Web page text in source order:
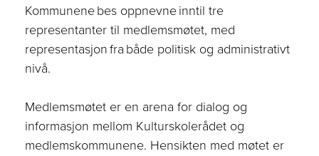
Kommunene bes oppnevne inntil tre
representanter til medlemsmøtet, med
representasjon fra både politisk og administrativt
nivå.
Medlemsmøtet er en arena for dialog og
informasjon mellom Kulturskolerådet og
medlemskommunene. Hensikten med møtet er